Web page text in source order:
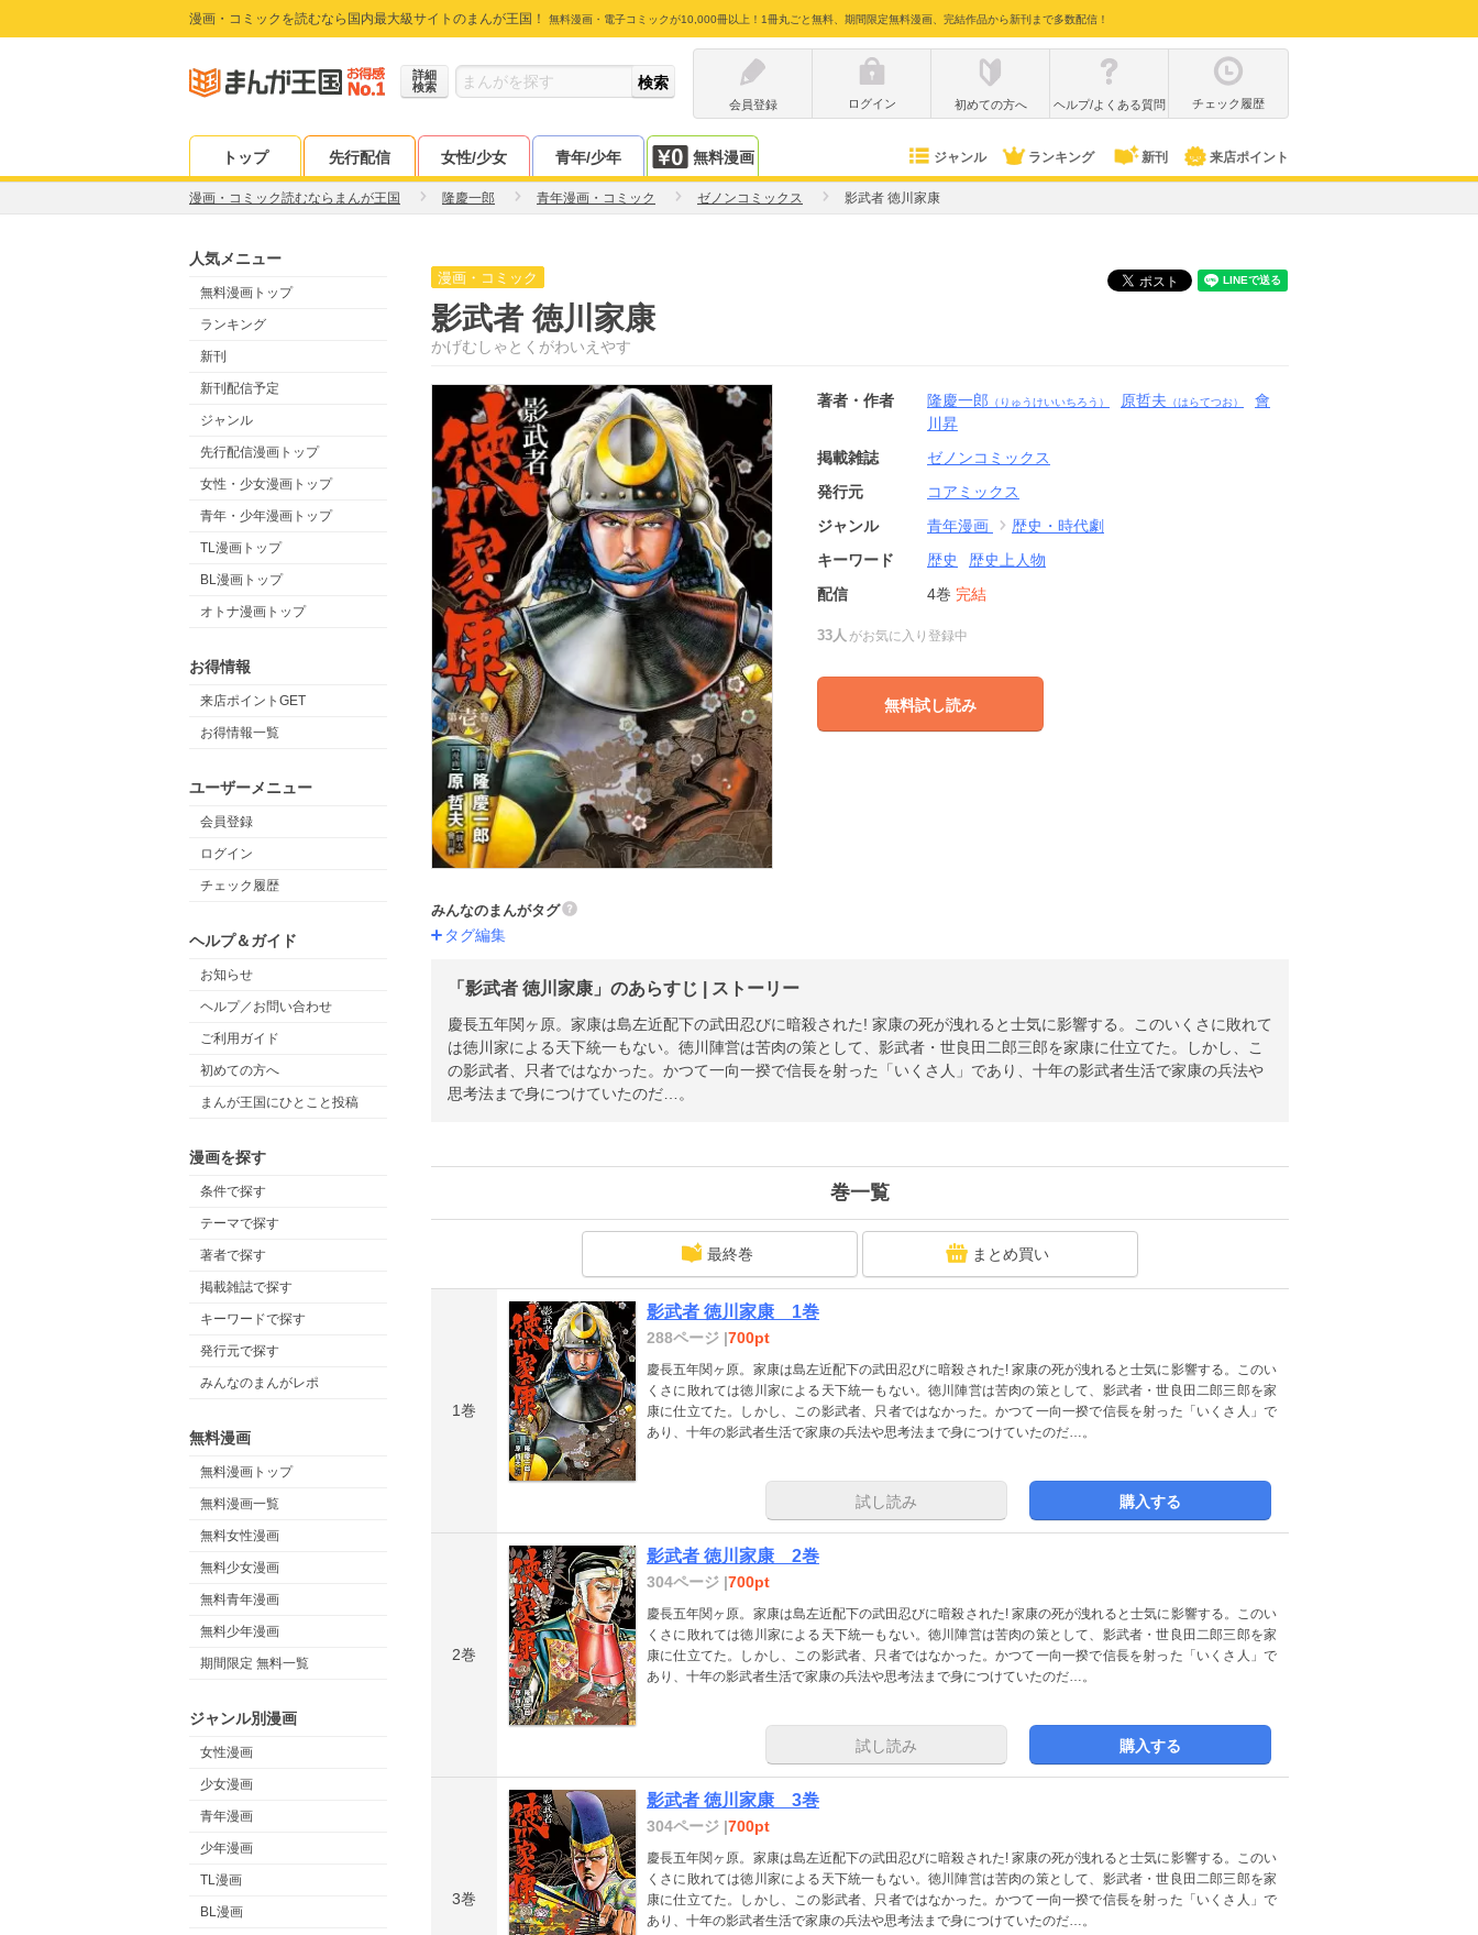
漫画・コミックを読むなら国内最大級サイトのまんが王国！ 無料漫画・電子コミックが10,000冊以上！1冊丸ごと無料、期間限定無料漫画、完結作品から新刊まで多数配信！
詳細
検索
会員登録
ログイン 初めての方へ ヘルプ/よくある質問 チェック履歴
トップ 先行配信 女性/少女 青年/少年 無料漫画 ジャンル ランキング 新刊 来店ポイント
漫画・コミック読むならまんが王国 隆慶一郎 青年漫画・コミック ゼノンコミックス 影武者 徳川家康
人気メニュー
無料漫画トップ
ランキング
新刊
新刊配信予定
ジャンル
先行配信漫画トップ
女性・少女漫画トップ
青年・少年漫画トップ
TL漫画トップ
BL漫画トップ
オトナ漫画トップ
お得情報
来店ポイントGET
お得情報一覧
ユーザーメニュー
会員登録
ログイン
チェック履歴
ヘルプ＆ガイド
お知らせ
ヘルプ／お問い合わせ
ご利用ガイド
初めての方へ
まんが王国にひとこと投稿
漫画を探す
条件で探す
テーマで探す
著者で探す
掲載雑誌で探す
キーワードで探す
発行元で探す
みんなのまんがレポ
無料漫画
無料漫画トップ
無料漫画一覧
無料女性漫画
無料少女漫画
無料青年漫画
無料少年漫画
期間限定 無料一覧
ジャンル別漫画
女性漫画
少女漫画
青年漫画
少年漫画
TL漫画
BL漫画
漫画・コミック
影武者 徳川家康
かげむしゃとくがわいえやす
著者・作者 隆慶一郎 （りゅうけいいちろう） 原哲夫 （はらてつお）
會
川昇
掲載雑誌
ゼノンコミックス
発行元
コアミックス
ジャンル
青年漫画
歴史・時代劇
キーワード
歴史
歴史上人物
配信
4巻 完結
33人 がお気に入り登録中
無料試し読み
みんなのまんがタグ
タグ編集
「影武者 徳川家康」のあらすじ | ストーリー
慶長五年関ヶ原。家康は島左近配下の武田忍びに暗殺された! 家康の死が洩れると士気に影響する。このいくさに敗れて
は徳川家による天下統一もない。徳川陣営は苦肉の策として、影武者・世良田二郎三郎を家康に仕立てた。しかし、こ
の影武者、只者ではなかった。かつて一向一揆で信長を射った「いくさ人」であり、十年の影武者生活で家康の兵法や
思考法まで身につけていたのだ…。
巻一覧
最終巻 まとめ買い
1巻
影武者 徳川家康 1巻
288ページ |700pt
慶長五年関ヶ原。家康は島左近配下の武田忍びに暗殺された! 家康の死が洩れると士気に影響する。このい
くさに敗れては徳川家による天下統一もない。徳川陣営は苦肉の策として、影武者・世良田二郎三郎を家
康に仕立てた。しかし、この影武者、只者ではなかった。かつて一向一揆で信長を射った「いくさ人」で
あり、十年の影武者生活で家康の兵法や思考法まで身につけていたのだ…。
試し読み 購入する
2巻
影武者 徳川家康 2巻
304ページ |700pt
慶長五年関ヶ原。家康は島左近配下の武田忍びに暗殺された! 家康の死が洩れると士気に影響する。このい
くさに敗れては徳川家による天下統一もない。徳川陣営は苦肉の策として、影武者・世良田二郎三郎を家
康に仕立てた。しかし、この影武者、只者ではなかった。かつて一向一揆で信長を射った「いくさ人」で
あり、十年の影武者生活で家康の兵法や思考法まで身につけていたのだ…。
試し読み 購入する
3巻
影武者 徳川家康 3巻
304ページ |700pt
慶長五年関ヶ原。家康は島左近配下の武田忍びに暗殺された! 家康の死が洩れると士気に影響する。このい
くさに敗れては徳川家による天下統一もない。徳川陣営は苦肉の策として、影武者・世良田二郎三郎を家
康に仕立てた。しかし、この影武者、只者ではなかった。かつて一向一揆で信長を射った「いくさ人」で
あり、十年の影武者生活で家康の兵法や思考法まで身につけていたのだ…。